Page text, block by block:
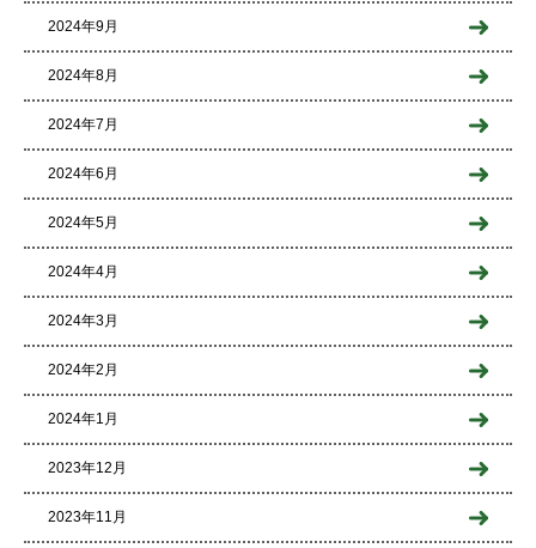
2024年9月
2024年8月
2024年7月
2024年6月
2024年5月
2024年4月
2024年3月
2024年2月
2024年1月
2023年12月
2023年11月